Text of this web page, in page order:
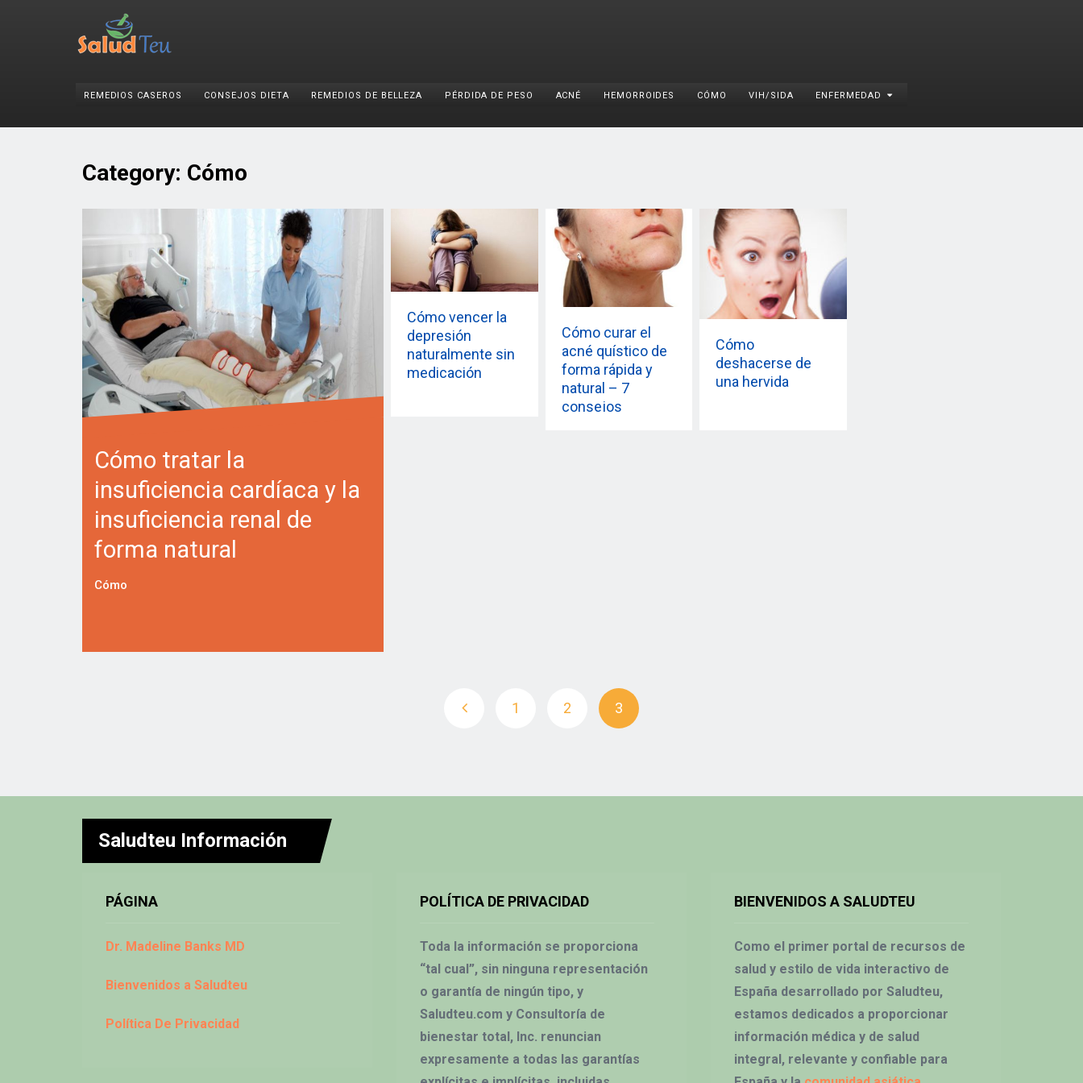
REMEDIOS CASEROS CONSEJOS DIETA REMEDIOS DE BELLEZA PÉRDIDA DE PESO ACNÉ HEMORROIDES CÓMO VIH/SIDA ENFERMEDAD
Category: Cómo
Cómo tratar la
insuficiencia cardíaca y la
insuficiencia renal de
forma natural
Cómo
Cómo vencer la
depresión
naturalmente sin
medicación
Cómo curar el
acné quístico de
forma rápida y
natural – 7
consejos
Cómo
deshacerse de
una hervida
1 2 3
Saludteu Información
PÁGINA
Dr. Madeline Banks MD
Bienvenidos a Saludteu
Política De Privacidad
POLÍTICA DE PRIVACIDAD
Toda la información se proporciona
“tal cual”, sin ninguna representación
o garantía de ningún tipo, y
Saludteu.com y Consultoría de
bienestar total, Inc. renuncian
expresamente a todas las garantías
BIENVENIDOS A SALUDTEU
Como el primer portal de recursos de
salud y estilo de vida interactivo de
España desarrollado por Saludteu,
estamos dedicados a proporcionar
información médica y de salud
integral, relevante y confiable para